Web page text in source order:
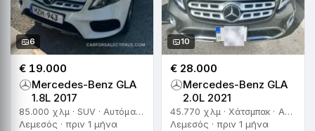
6
€ 19.000
Mercedes-Benz GLA
1.8L 2017
85.000 χλμ · SUV · Αυτόματο
Λεμεσός · πριν 1 μήνα
10
€ 28.000
Mercedes-Benz GLA
2.0L 2021
45.770 χλμ · Χάτσμπακ · Αυτόματο
Λεμεσός · πριν 1 μήνα